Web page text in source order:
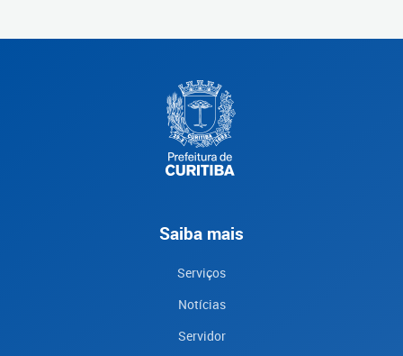
Saiba mais
Serviços
Notícias
Servidor